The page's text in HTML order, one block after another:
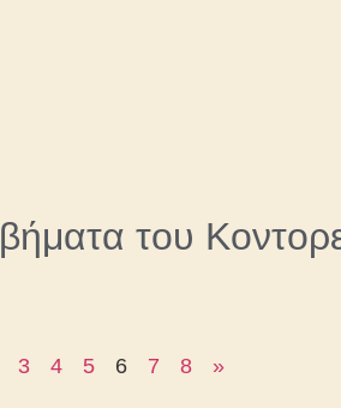
του
3 4 5 6 7 8 »